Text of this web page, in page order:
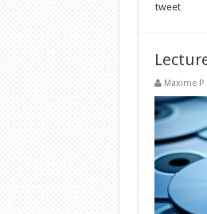
tweet
Maxime P